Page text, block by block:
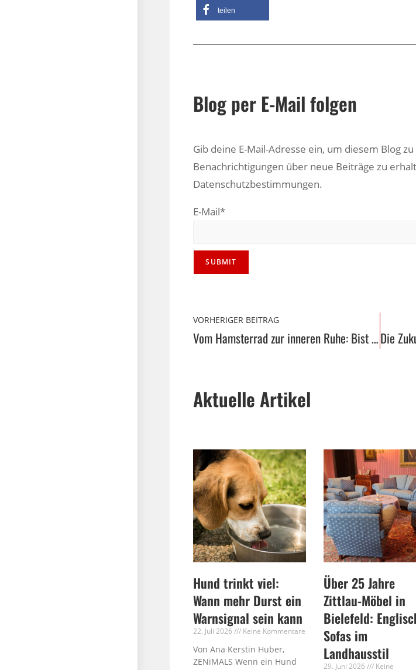
teilen
Blog per E-Mail folgen
Gib deine E-Mail-Adresse ein, um diesem Blog
Benachrichtigungen über neue Beiträge zu
Datenschutzbestimmungen.
E-Mail*
VORHERIGER BEITRAG
Vom Hamsterrad zur inneren Ruhe: Bist du bereit für Gelassenheit?“
Aktuelle Artikel
Hund trinkt viel:
Wann mehr Durst ein
Warnsignal sein kann
22. Juli 2026 Keine Kommentare
Von Ana Kerstin Huber,
ZENiMALS Wenn ein Hund
Über 25 Jahre
Zittlau-Möbel in
Bielefeld:
Sofas im
Landhausstil
29. Juni 2026
Keine